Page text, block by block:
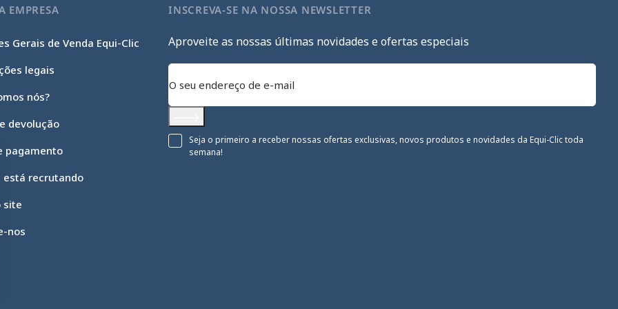
EMPRESA
Gerais de Venda Equi-Clic
legais
nós?
devolução
pagamento
está recrutando
site
nos
INSCREVA-SE NA NOSSA NEWSLETTER
Aproveite as nossas últimas novidades e ofertas especiais
Subscrever
Seja o primeiro a receber nossas ofertas exclusivas, novos produtos e novidades da Equi-Clic toda
semana!